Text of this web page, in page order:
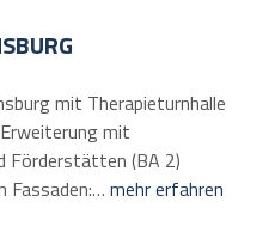
mit Therapieturnhalle
mit
Förderstätten (BA 2)
mehr erfahren